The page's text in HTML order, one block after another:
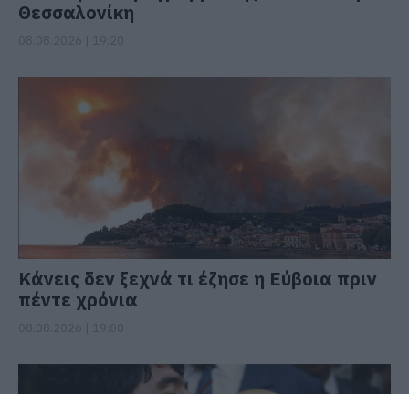
Θεσσαλονίκη
Κάνεις δεν ξεχνά τι έζησε η Εύβοια πριν
πέντε χρόνια